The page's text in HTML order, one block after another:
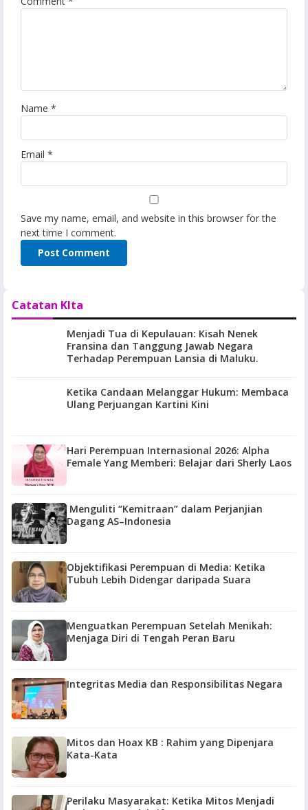
Name *
Email *
Save my name, email, and website in this browser for the
next time I comment.
Catatan KIta
Menjadi Tua di Kepulauan: Kisah Nenek
Fransina dan Tanggung Jawab Negara
Terhadap Perempuan Lansia di Maluku.
Ketika Candaan Melanggar Hukum: Membaca
Ulang Perjuangan Kartini Kini
Hari Perempuan Internasional 2026: Alpha
Female Yang Memberi: Belajar dari Sherly Laos
Menguliti “Kemitraan” dalam Perjanjian
Dagang AS–Indonesia
Objektifikasi Perempuan di Media: Ketika
Tubuh Lebih Didengar daripada Suara
Menguatkan Perempuan Setelah Menikah:
Menjaga Diri di Tengah Peran Baru
Integritas Media dan Responsibilitas Negara
Mitos dan Hoax KB : Rahim yang Dipenjara
Kata-Kata
Perilaku Masyarakat: Ketika Mitos Menjadi